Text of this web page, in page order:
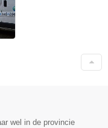
wel in de provincie